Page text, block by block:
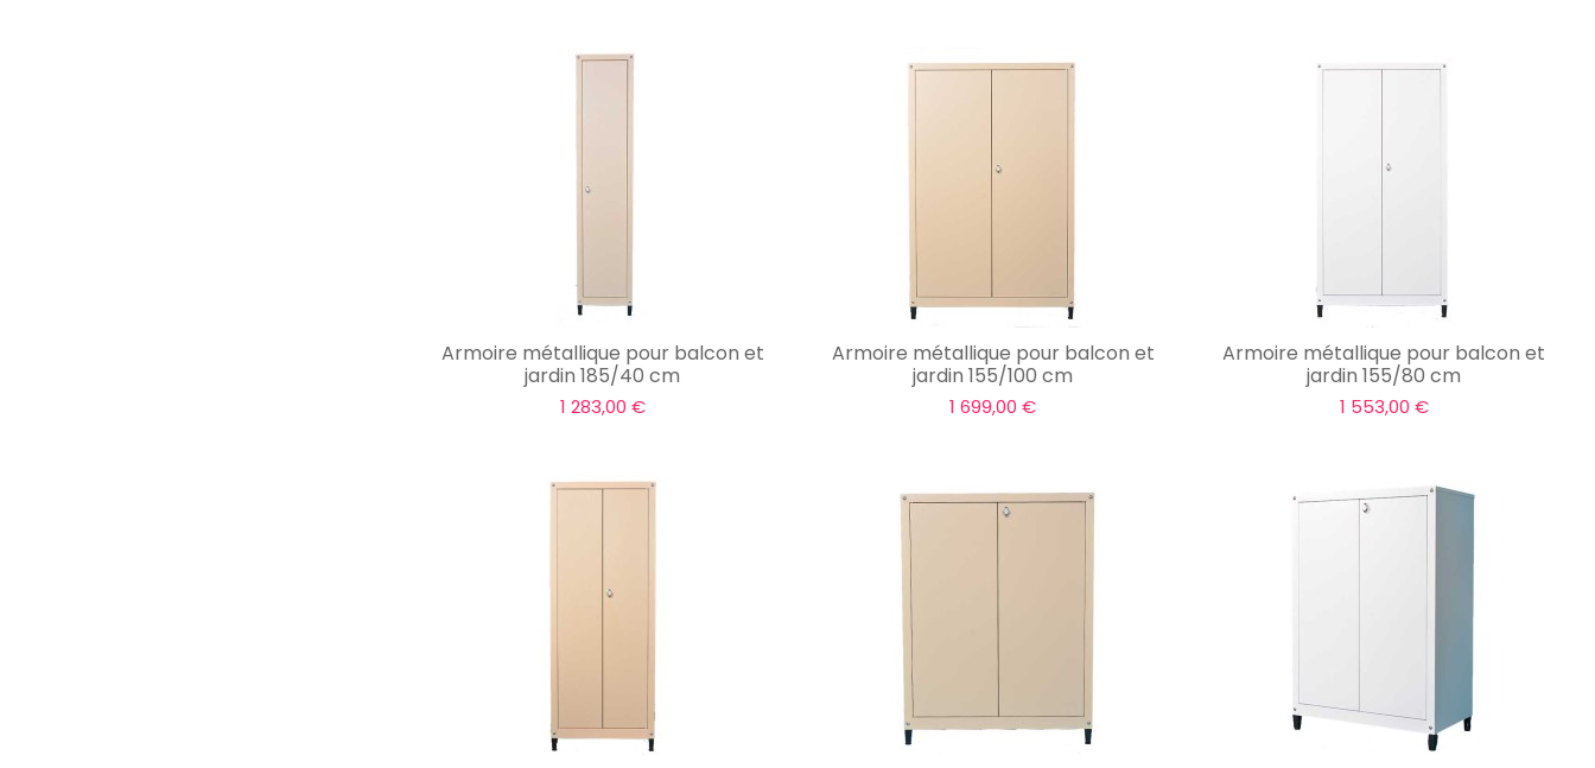
Armoire métallique pour balcon et
jardin 185/40 cm
1 283,00 €
Armoire métallique pour balcon et
jardin 155/100 cm
1 699,00 €
Armoire métallique pour balcon et
jardin 155/80 cm
1 553,00 €